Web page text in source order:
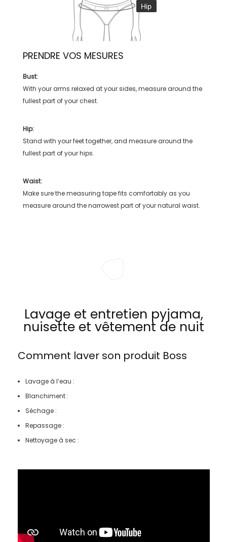
PRENDRE VOS MESURES
Bust:
With your arms relaxed at your sides, measure around the
fullest part of your chest.
Hip:
Stand with your feet together, and measure around the
fullest part of your hips.
Waist:
Make sure the measuring tape fits comfortably as you
measure around the narrowest part of your natural waist.
Lavage et entretien pyjama,
nuisette et vêtement de nuit
Comment laver son produit Boss
Lavage à l’eau :
Blanchiment :
Séchage :
Repassage :
Nettoyage à sec :